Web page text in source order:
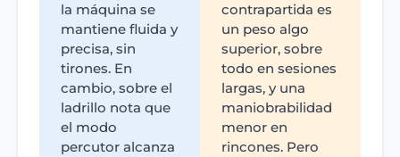
la máquina se
mantiene fluida y
precisa, sin
tirones. En
cambio, sobre el
ladrillo nota que
el modo
percutor alcanza
contrapartida es
un peso algo
superior, sobre
todo en sesiones
largas, y una
maniobrabilidad
menor en
rincones. Pero